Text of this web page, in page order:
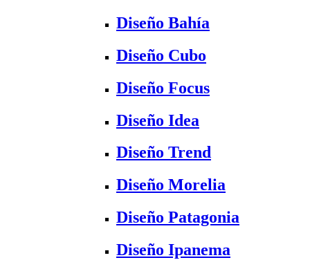
Diseño Bahía
Diseño Cubo
Diseño Focus
Diseño Idea
Diseño Trend
Diseño Morelia
Diseño Patagonia
Diseño Ipanema